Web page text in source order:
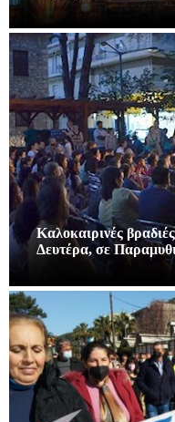
Καλοκαιρινές
Δευτέρα, σε